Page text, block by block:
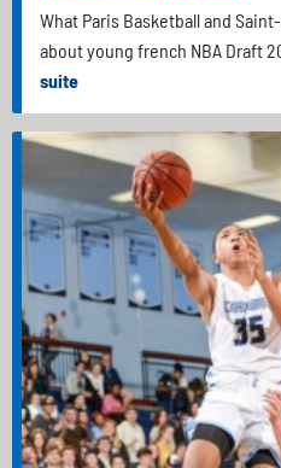
What Paris Basketball and
about young french NBA Draft
suite